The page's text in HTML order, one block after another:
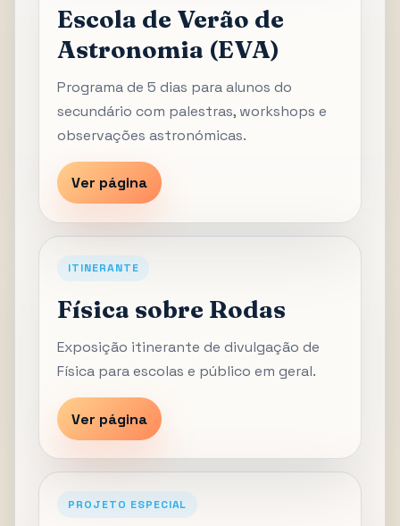
Escola de Verão de
Astronomia (EVA)
Programa de 5 dias para alunos do
secundário com palestras, workshops e
observações astronómicas.
Ver página
ITINERANTE
Física sobre Rodas
Exposição itinerante de divulgação de
Física para escolas e público em geral.
Ver página
PROJETO ESPECIAL